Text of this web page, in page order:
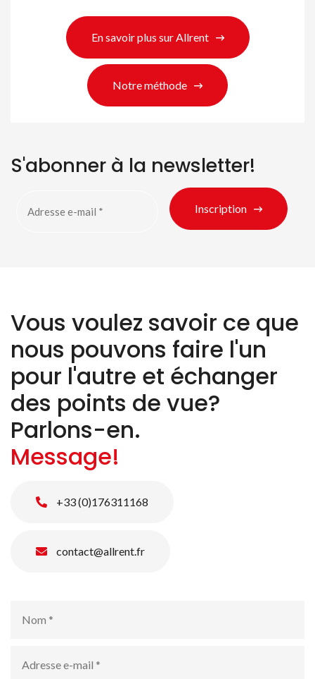
En savoir plus sur Allrent
Notre méthode
S'abonner à la newsletter!
Inscription
Vous voulez savoir ce que
nous pouvons faire l'un
pour l'autre et échanger
des points de vue?
Parlons-en.
Message!
+33 (0)176311168
contact@allrent.fr
Rechercher des produits